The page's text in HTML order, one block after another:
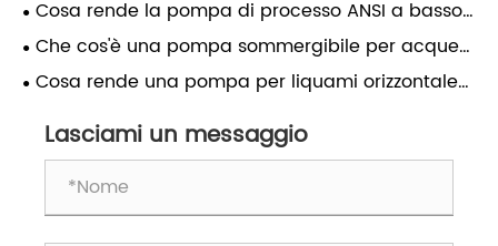
Cosa rende la pompa di processo ANSI a basso
flusso LF 3196 ideale per le applicazioni industriali?
Che cos'è una pompa sommergibile per acque
reflue QW e come migliora la gestione delle
acque reflue?
Cosa rende una pompa per liquami orizzontale
materiali pesanti?
Lasciami un messaggio